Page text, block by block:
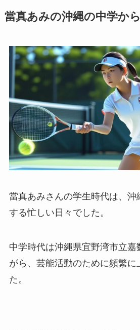
當真あみの沖縄の中学か
當真あみさんの学生時代は、沖
する忙しい日々でした。
中学時代は沖縄県宜野湾市立嘉
がら、芸能活動のために頻繁に
た。